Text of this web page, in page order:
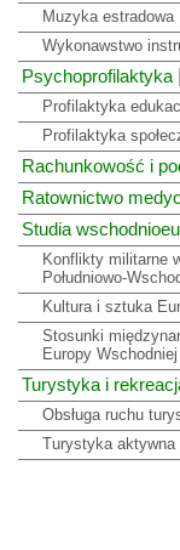
Muzyka estradowa
Wykonawstwo
Psychoprofilaktyka
Profilaktyka
Profilaktyka
Rachunkowość i
Ratownictwo
Studia
Konflikty militarne
Południowo-
Kultura i sztuka
Stosunki
Europy Wschodniej
Turystyka i
Obsługa ruchu
Turystyka